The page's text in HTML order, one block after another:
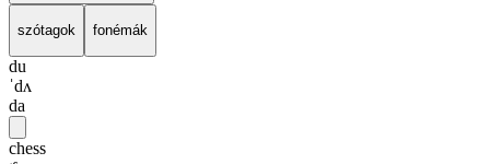
szótagok fonémák
du
ˈdʌ
da
chess